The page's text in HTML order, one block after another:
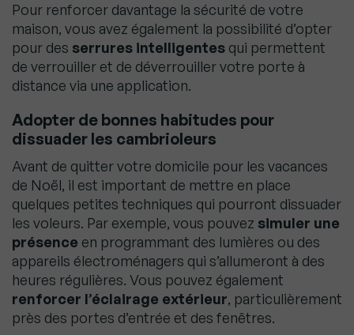
Pour renforcer davantage la sécurité de votre
maison, vous avez également la possibilité d’opter
pour des serrures intelligentes qui permettent
de verrouiller et de déverrouiller votre porte à
distance via une application.
Adopter de bonnes habitudes pour
dissuader les cambrioleurs
Avant de quitter votre domicile pour les vacances
de Noël, il est important de mettre en place
quelques petites techniques qui pourront dissuader
les voleurs. Par exemple, vous pouvez simuler une
présence en programmant des lumières ou des
appareils électroménagers qui s’allumeront à des
heures régulières. Vous pouvez également
renforcer l’éclairage extérieur, particulièrement
près des portes d’entrée et des fenêtres.